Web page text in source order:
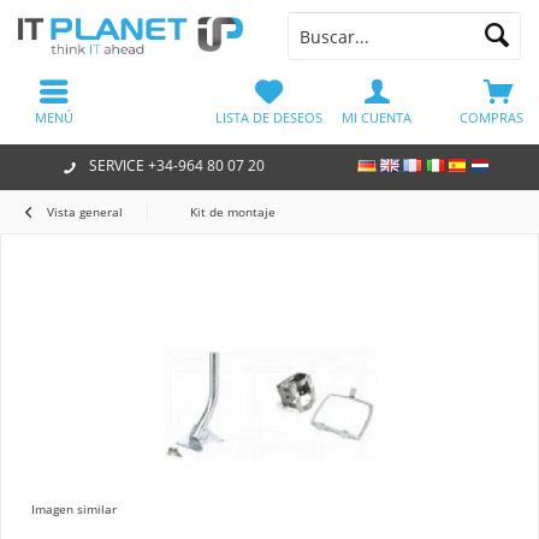
SERVICE +34-964 80 07 20
COMPRAS
LISTA DE DESEOS MI CUENTA
MENÚ
Vista general Kit de montaje
Imagen similar